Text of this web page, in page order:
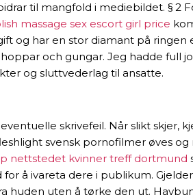
til mangfold i mediebildet. § 2
massage sex escort girl price
og har en stor diamant på
och gungar. Jeg hadde full
og sluttvederlag til ansatte.
skrivefeil. Når slikt skjer,
svensk pornofilmer øves
nettstedet kvinner treff dortmund
å ivareta dere i publikum.
uten å tørke den ut.